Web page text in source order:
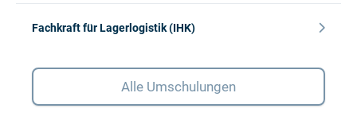
Fachkraft für Lagerlogistik (IHK)
Alle Umschulungen